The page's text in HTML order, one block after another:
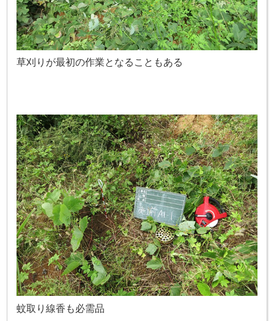
草刈りが最初の作業となることもある
蚊取り線香も必需品